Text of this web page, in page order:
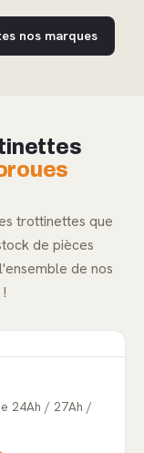
nos marques
trottinettes que
de pièces
de nos
24Ah / 27Ah /